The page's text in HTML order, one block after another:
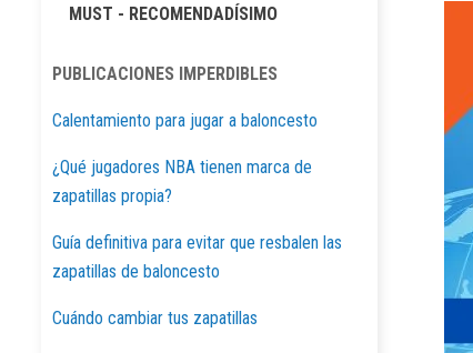
MUST - RECOMENDADÍSIMO
PUBLICACIONES IMPERDIBLES
Calentamiento para jugar a baloncesto
¿Qué jugadores NBA tienen marca de
zapatillas propia?
Guía definitiva para evitar que resbalen las
zapatillas de baloncesto
Cuándo cambiar tus zapatillas